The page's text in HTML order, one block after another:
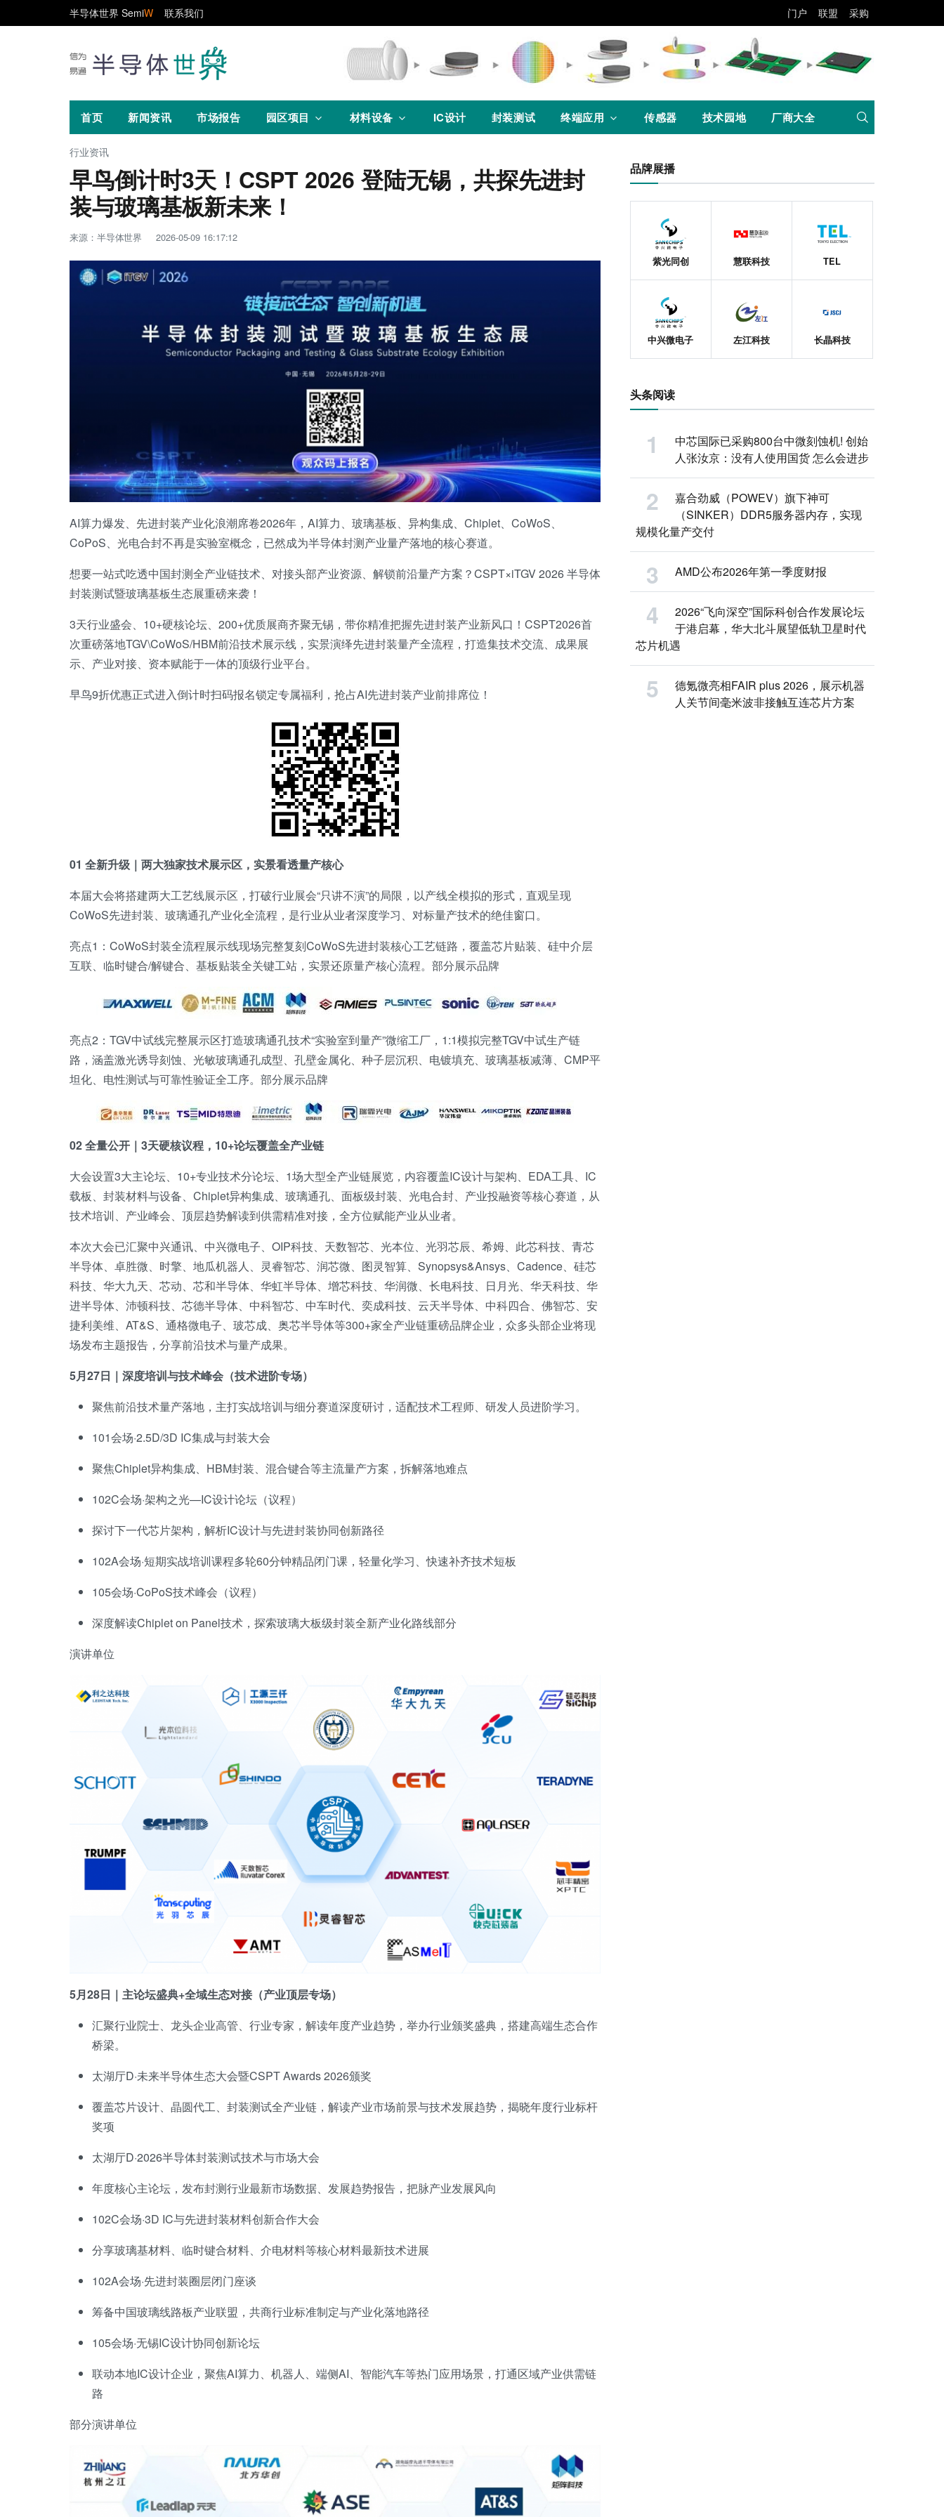
半导体世界 SemiW 联系我们 门户 联盟 采购
首页 新闻资讯 市场报告 园区项目 材料设备 IC设计 封装测试 终端应用 传感器 技术园地 厂商大全
行业资讯
早鸟倒计时3天！CSPT 2026 登陆无锡，共探先进封
装与玻璃基板新未来！
来源：半导体世界 2026-05-09 16:17:12
AI算力爆发、先进封装产业化浪潮席卷2026年，AI算力、玻璃基板、异构集成、Chiplet、CoWoS、
CoPoS、光电合封不再是实验室概念，已然成为半导体封测产业量产落地的核心赛道。
想要一站式吃透中国封测全产业链技术、对接头部产业资源、解锁前沿量产方案？CSPT×iTGV 2026 半导体
封装测试暨玻璃基板生态展重磅来袭！
3天行业盛会、10+硬核论坛、200+优质展商齐聚无锡，带你精准把握先进封装产业新风口！CSPT2026首
次重磅落地TGV\CoWoS/HBM前沿技术展示线，实景演绎先进封装量产全流程，打造集技术交流、成果展
示、产业对接、资本赋能于一体的顶级行业平台。
早鸟9折优惠正式进入倒计时扫码报名锁定专属福利，抢占AI先进封装产业前排席位！
01 全新升级｜两大独家技术展示区，实景看透量产核心
本届大会将搭建两大工艺线展示区，打破行业展会“只讲不演”的局限，以产线全模拟的形式，直观呈现
CoWoS先进封装、玻璃通孔产业化全流程，是行业从业者深度学习、对标量产技术的绝佳窗口。
亮点1：CoWoS封装全流程展示线现场完整复刻CoWoS先进封装核心工艺链路，覆盖芯片贴装、硅中介层
互联、临时键合/解键合、基板贴装全关键工站，实景还原量产核心流程。部分展示品牌
亮点2：TGV中试线完整展示区打造玻璃通孔技术“实验室到量产”微缩工厂，1:1模拟完整TGV中试生产链
路，涵盖激光诱导刻蚀、光敏玻璃通孔成型、孔壁金属化、种子层沉积、电镀填充、玻璃基板减薄、CMP平
坦化、电性测试与可靠性验证全工序。部分展示品牌
02 全量公开｜3天硬核议程，10+论坛覆盖全产业链
大会设置3大主论坛、10+专业技术分论坛、1场大型全产业链展览，内容覆盖IC设计与架构、EDA工具、IC
载板、封装材料与设备、Chiplet异构集成、玻璃通孔、面板级封装、光电合封、产业投融资等核心赛道，从
技术培训、产业峰会、顶层趋势解读到供需精准对接，全方位赋能产业从业者。
本次大会已汇聚中兴通讯、中兴微电子、OIP科技、天数智芯、光本位、光羽芯辰、希姆、此芯科技、青芯
半导体、卓胜微、时擎、地瓜机器人、灵睿智芯、润芯微、图灵智算、Synopsys&Ansys、Cadence、硅芯
科技、华大九天、芯动、芯和半导体、华虹半导体、增芯科技、华润微、长电科技、日月光、华天科技、华
进半导体、沛顿科技、芯德半导体、中科智芯、中车时代、奕成科技、云天半导体、中科四合、佛智芯、安
捷利美维、AT&S、通格微电子、玻芯成、奥芯半导体等300+家全产业链重磅品牌企业，众多头部企业将现
场发布主题报告，分享前沿技术与量产成果。
5月27日｜深度培训与技术峰会（技术进阶专场）
聚焦前沿技术量产落地，主打实战培训与细分赛道深度研讨，适配技术工程师、研发人员进阶学习。
101会场·2.5D/3D IC集成与封装大会
聚焦Chiplet异构集成、HBM封装、混合键合等主流量产方案，拆解落地难点
102C会场·架构之光—IC设计论坛（议程）
探讨下一代芯片架构，解析IC设计与先进封装协同创新路径
102A会场·短期实战培训课程多轮60分钟精品闭门课，轻量化学习、快速补齐技术短板
105会场·CoPoS技术峰会（议程）
深度解读Chiplet on Panel技术，探索玻璃大板级封装全新产业化路线部分
演讲单位
5月28日｜主论坛盛典+全域生态对接（产业顶层专场）
汇聚行业院士、龙头企业高管、行业专家，解读年度产业趋势，举办行业颁奖盛典，搭建高端生态合作
桥梁。
太湖厅D·未来半导体生态大会暨CSPT Awards 2026颁奖
覆盖芯片设计、晶圆代工、封装测试全产业链，解读产业市场前景与技术发展趋势，揭晓年度行业标杆
奖项
太湖厅D·2026半导体封装测试技术与市场大会
年度核心主论坛，发布封测行业最新市场数据、发展趋势报告，把脉产业发展风向
102C会场·3D IC与先进封装材料创新合作大会
分享玻璃基材料、临时键合材料、介电材料等核心材料最新技术进展
102A会场·先进封装圈层闭门座谈
筹备中国玻璃线路板产业联盟，共商行业标准制定与产业化落地路径
105会场·无锡IC设计协同创新论坛
联动本地IC设计企业，聚焦AI算力、机器人、端侧AI、智能汽车等热门应用场景，打通区域产业供需链
路
部分演讲单位
品牌展播
紫光同创 慧联科技 TEL
中兴微电子 左江科技 长晶科技
头条阅读
中芯国际已采购800台中微刻蚀机! 创始
人张汝京：没有人使用国货 怎么会进步
嘉合劲威（POWEV）旗下神可
（SINKER）DDR5服务器内存，实现
规模化量产交付
AMD公布2026年第一季度财报
2026“飞向深空”国际科创合作发展论坛
于港启幕，华大北斗展望低轨卫星时代
芯片机遇
德氪微亮相FAIR plus 2026，展示机器
人关节间毫米波非接触互连芯片方案